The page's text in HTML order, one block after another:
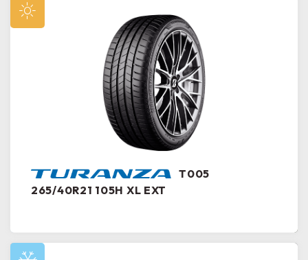
T005
265/40R21 105H XL EXT